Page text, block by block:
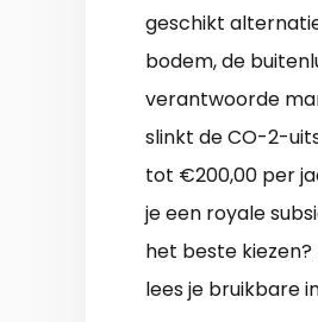
geschikt
bodem, de
verantwoorde
slinkt de CO-2-
tot €200,00 per
je een royale
het beste
lees je bruikbare